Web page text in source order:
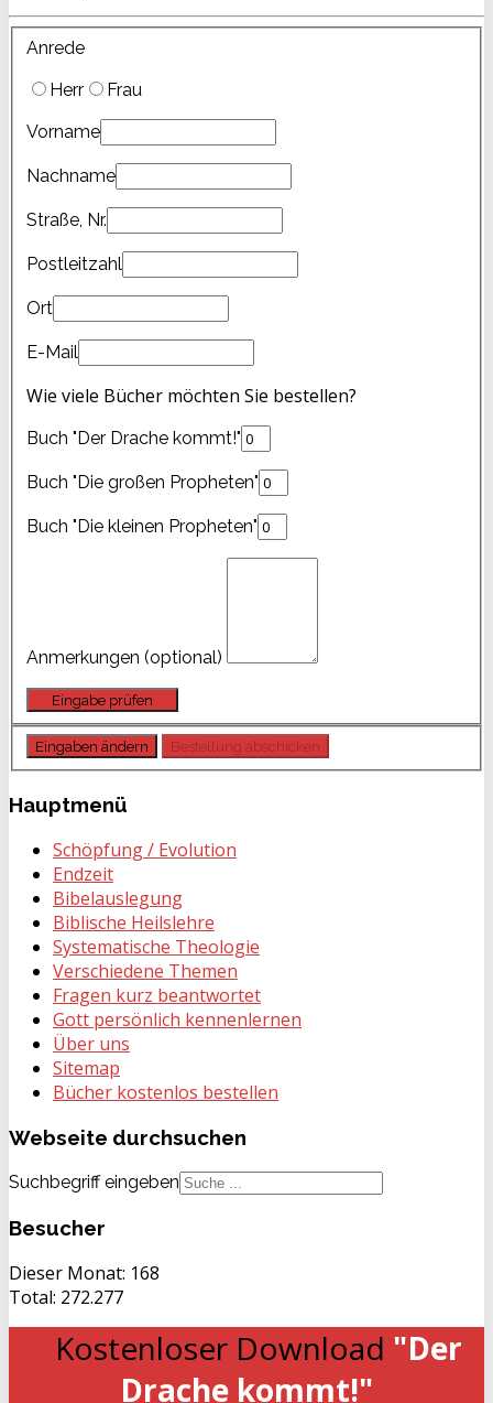
Anrede
Herr
Frau
Vorname
Nachname
Straße, Nr.
Postleitzahl
Ort
E-Mail
Wie viele Bücher möchten Sie bestellen?
Buch "Der Drache kommt!"
Buch "Die großen Propheten"
Buch "Die kleinen Propheten"
Anmerkungen (optional)
Hauptmenü
Schöpfung / Evolution
Endzeit
Bibelauslegung
Biblische Heilslehre
Systematische Theologie
Verschiedene Themen
Fragen kurz beantwortet
Gott persönlich kennenlernen
Über uns
Sitemap
Bücher kostenlos bestellen
Webseite durchsuchen
Suchbegriff eingeben
Besucher
Dieser Monat: 168
Total: 272.277
Kostenloser Download "Der
Drache kommt!"